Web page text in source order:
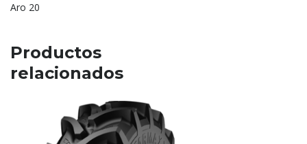
Aro 20
Productos
relacionados